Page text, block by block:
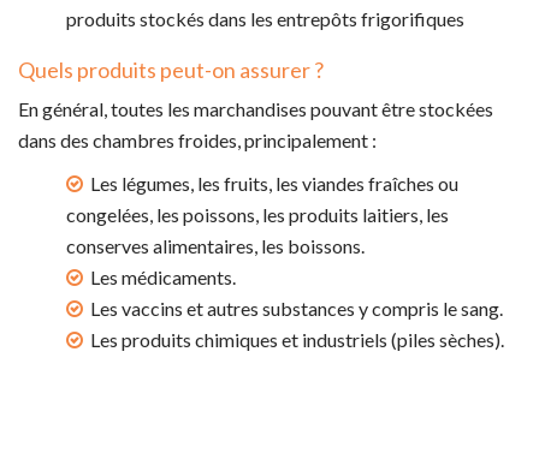
produits stockés dans les entrepôts frigorifiques
Quels produits peut-on assurer ?
En général, toutes les marchandises pouvant être stockées
dans des chambres froides, principalement :
Les légumes, les fruits, les viandes fraîches ou
congelées, les poissons, les produits laitiers, les
conserves alimentaires, les boissons.
Les médicaments.
Les vaccins et autres substances y compris le sang.
Les produits chimiques et industriels (piles sèches).